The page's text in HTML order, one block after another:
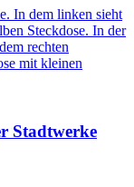
Stadtwerke